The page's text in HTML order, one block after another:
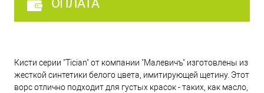
ОПЛАТА
Кисти серии "Tician" от компании "Малевичъ" изготовлены из
жесткой синтетики белого цвета, имитирующей щетину. Этот
ворс отлично подходит для густых красок - таких, как масло,